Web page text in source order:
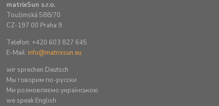
matrixSun s.r.o.
Toužimská 588/70
CZ-197 00 Praha 9
Telefon: +420 603 827 645
E-Mail: info@matrixsun.eu
wir sprechen Deutsch
Mы говорим по-русски
Ми розмовляємо українською
we speak English